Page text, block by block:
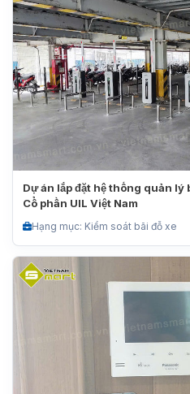
Dự án lắp đặt hệ thống quản
Cổ phần UIL Việt Nam
Hạng mục: Kiểm soát bãi đỗ xe